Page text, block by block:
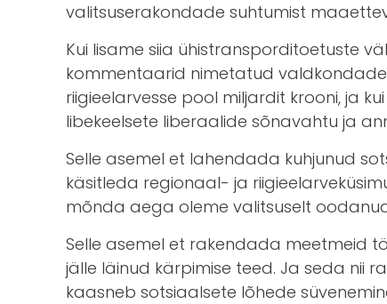
valitsuserakondade suhtumist
Kui lisame siia ühistransporditoetuste
kommentaarid nimetatud valdkondade
riigieelarvesse pool miljardit krooni, ja
libekeelsete liberaalide sõnavahtu ja
Selle asemel et lahendada kuhjunud
käsitleda regionaal- ja
mõnda aega oleme valitsuselt
Selle asemel et rakendada meetmeid
jälle läinud kärpimise teed. Ja seda nii
kaasneb sotsiaalsete lõhede